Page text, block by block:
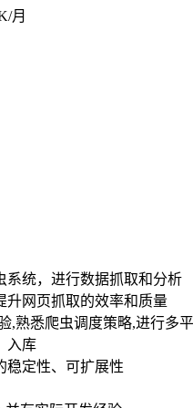
月
系统，进行数据抓取和分析
升网页抓取的效率和质量
,熟悉爬虫调度策略,进行多
入库
稳定性、可扩展性